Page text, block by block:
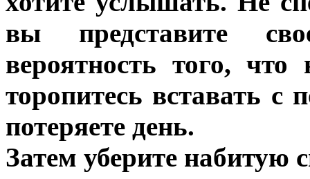
вы представите
вероятность того,
торопитесь вставать
потеряете день.
Затем уберите набитую